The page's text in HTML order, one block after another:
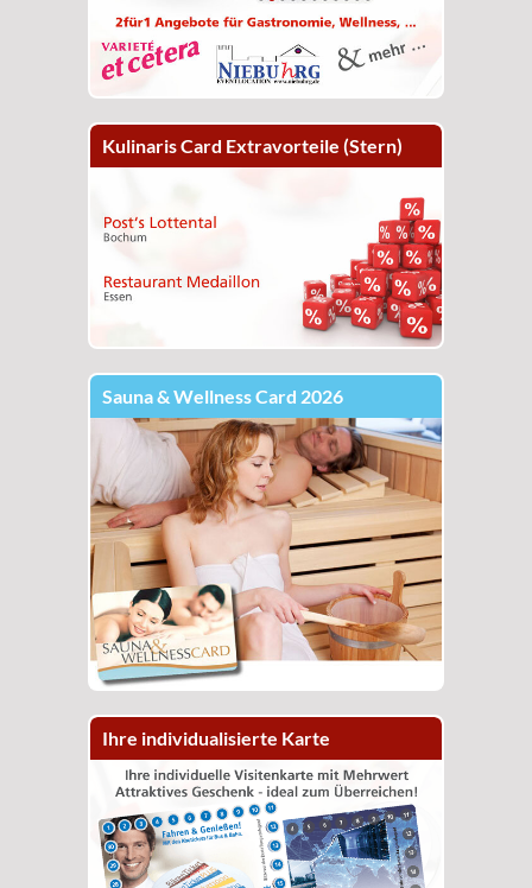
Kulinaris Card Extravorteile (Stern)
Sauna & Wellness Card 2026
Ihre individualisierte Karte